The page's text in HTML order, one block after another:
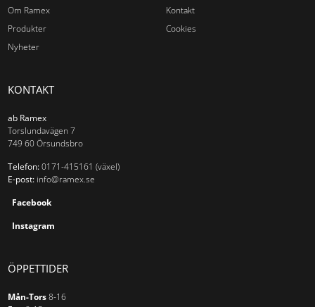
Om Ramex
Produkter
Nyheter
Kontakt
Cookies
KONTAKT
ab Ramex
Torslundavägen 7
749 60 Örsundsbro
Telefon: 0171-415161 (växel)
E-post: info@ramex.se
Facebook
Instagram
ÖPPETTIDER
Mån-Tors 8-16